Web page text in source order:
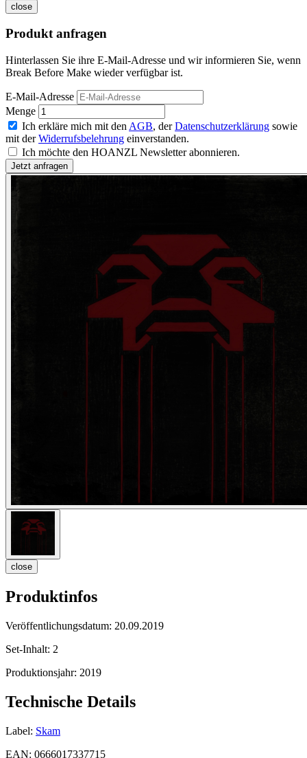
close
Produkt anfragen
Hinterlassen Sie ihre E-Mail-Adresse und wir informieren Sie, wenn
Break Before Make wieder verfügbar ist.
E-Mail-Adresse
Menge
Ich erkläre mich mit den AGB, derDatenschutzerklärung sowie
mit derWiderrufsbelehrung einverstanden.
Ich möchte den HOANZL Newsletter abonnieren.
close
Produktinfos
Veröffentlichungsdatum: 20.09.2019
Set-Inhalt: 2
Produktionsjahr: 2019
Technische Details
Label: Skam
EAN: 0666017337715